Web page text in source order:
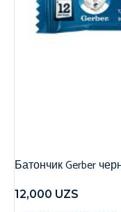
Батончик Gerber
12,000 UZS